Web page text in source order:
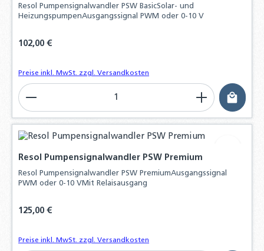
Resol Pumpensignalwandler PSW BasicSolar- und
HeizungspumpenAusgangssignal PWM oder 0-10 V
Regulärer Preis:
102,00 €
Preise inkl. MwSt. zzgl. Versandkosten
Produkt Anzahl: Gib den gewünschten Wert
Resol Pumpensignalwandler PSW Premium
Resol Pumpensignalwandler PSW PremiumAusgangssignal
PWM oder 0-10 VMit Relaisausgang
Regulärer Preis:
125,00 €
Preise inkl. MwSt. zzgl. Versandkosten